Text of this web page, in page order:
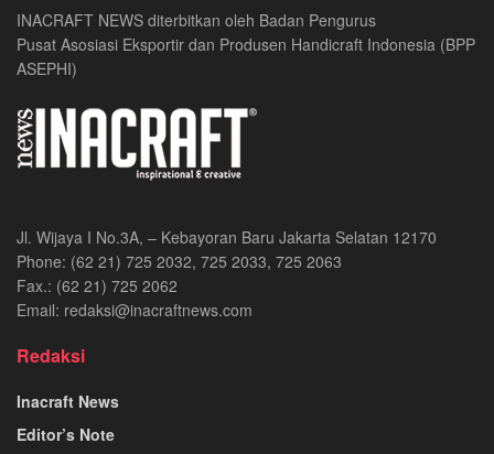
INACRAFT NEWS diterbitkan oleh Badan Pengurus
Pusat Asosiasi Eksportir dan Produsen Handicraft Indonesia (BPP
ASEPHI)
Jl. Wijaya I No.3A, – Kebayoran Baru Jakarta Selatan 12170
Phone: (62 21) 725 2032, 725 2033, 725 2063
Fax.: (62 21) 725 2062
Email: redaksi@inacraftnews.com
Redaksi
Inacraft News
Editor’s Note